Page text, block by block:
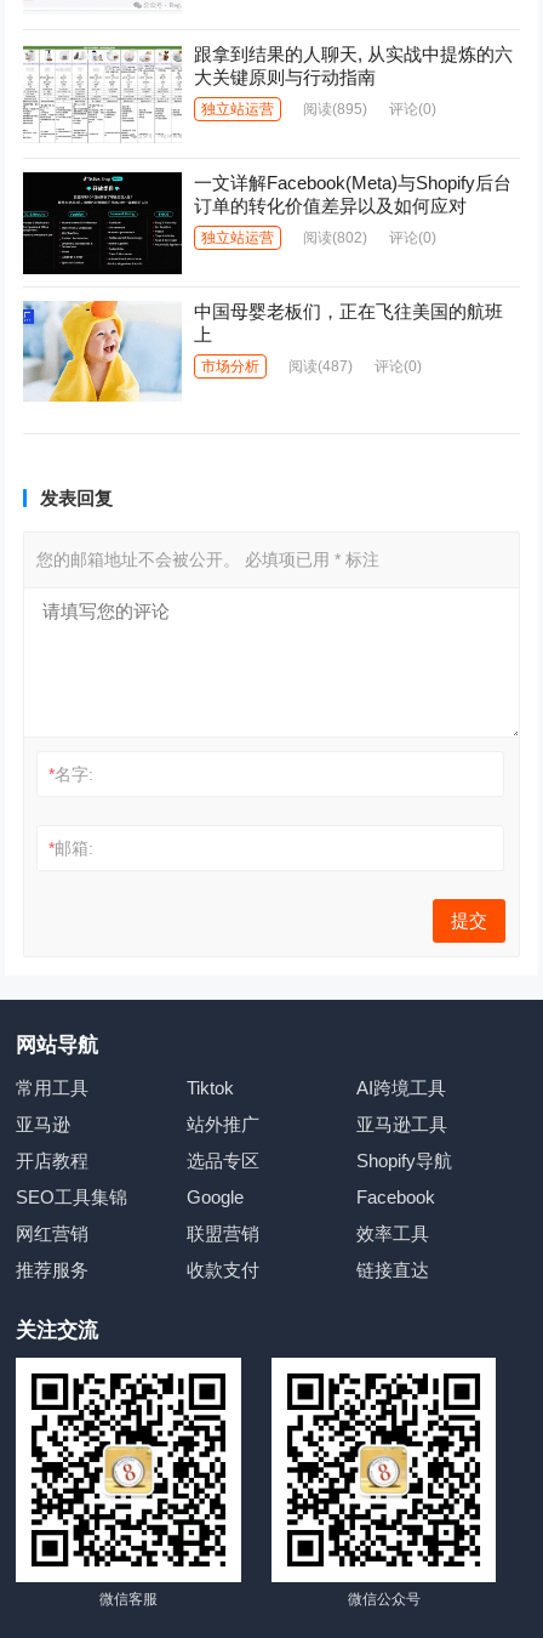
跟拿到结果的人聊天, 从实战中提炼的六
大关键原则与行动指南
独立站运营 阅读(895) 评论(0)
一文详解Facebook(Meta)与Shopify后台
订单的转化价值差异以及如何应对
独立站运营 阅读(802) 评论(0)
中国母婴老板们，正在飞往美国的航班
上
市场分析 阅读(487) 评论(0)
发表回复
您的邮箱地址不会被公开。 必填项已用* 标注
*名字:
*邮箱:
网站导航
常用工具 Tiktok
AI跨境工具
亚马逊
站外推广
亚马逊工具
开店教程
选品专区
Shopify导航
SEO工具集锦
Google
Facebook
网红营销
联盟营销
效率工具
推荐服务
收款支付 链接直达
关注交流
微信客服 微信公众号